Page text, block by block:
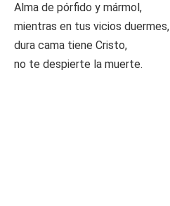
Alma de pórfido y mármol,
mientras en tus vicios duermes,
dura cama tiene Cristo,
no te despierte la muerte.